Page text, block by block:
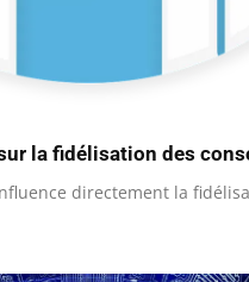
la fidélisation des
directement la